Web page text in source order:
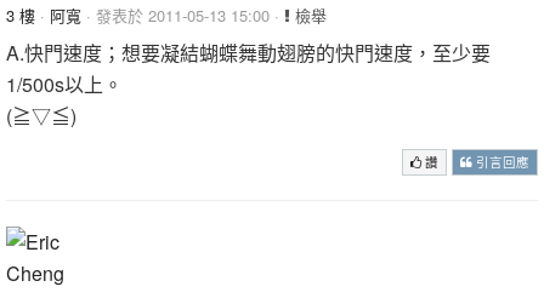
3 樓 · 阿寬 · 發表於 2011-05-13 15:00 · 檢舉
A.快門速度；想要凝結蝴蝶舞動翅膀的快門速度，至少要
1/500s以上。
(≧▽≦)
讚 引言回應